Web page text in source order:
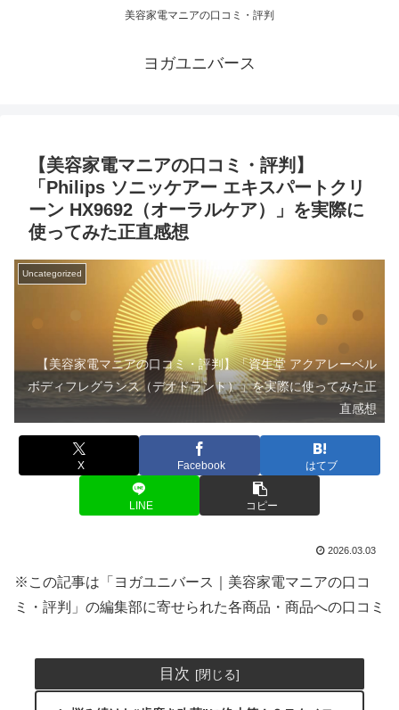
美容家電マニアの口コミ・評判
ヨガユニバース
【美容家電マニアの口コミ・評判】
「Philips ソニッケアー エキスパートクリ
ーン HX9692（オーラルケア）」を実際に
使ってみた正直感想
Uncategorized
【美容家電マニアの口コミ・評判】「資生堂 アクアレーベル
ボディフレグランス（デオドラント）」を実際に使ってみた正
直感想
X Facebook はてブ
LINE コピー
2026.03.03
※この記事は「ヨガユニバース｜美容家電マニアの口コ
ミ・評判」の編集部に寄せられた各商品・商品への口コミ
目次